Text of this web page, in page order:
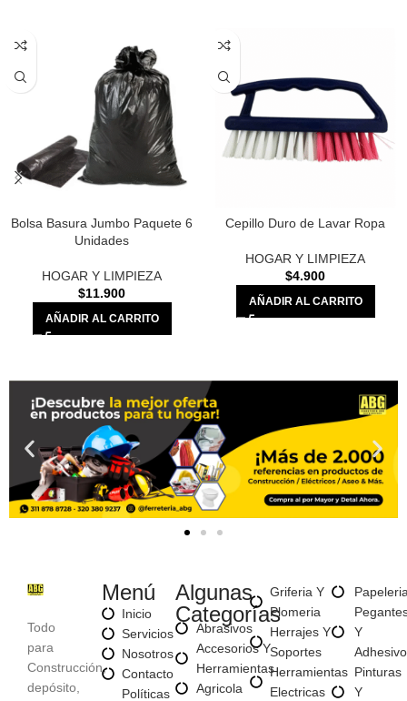
Bolsa Basura Jumbo Paquete 6
Unidades
HOGAR Y LIMPIEZA
$11.900
AÑADIR AL CARRITO
Cepillo Duro de Lavar Ropa
HOGAR Y LIMPIEZA
$4.900
AÑADIR AL CARRITO
Todo
para
Construcción,
depósito,
Menú
Inicio
Servicios
Nosotros
Contacto
Políticas
Algunas
Categorías
Abrasivos
Accesorios Y
Herramientas
Agricola
Griferia Y
Plomeria
Herrajes Y
Soportes
Herramientas
Electricas
Y
Pinturas
Y